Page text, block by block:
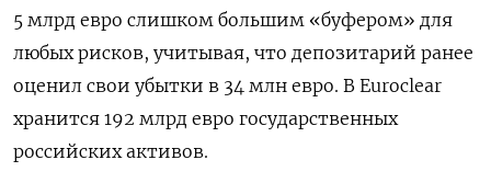
5 млрд евро слишком большим «буфером» для
любых рисков, учитывая, что депозитарий ранее
оценил свои убытки в 34 млн евро. В Euroclear
хранится 192 млрд евро государственных
российских активов.